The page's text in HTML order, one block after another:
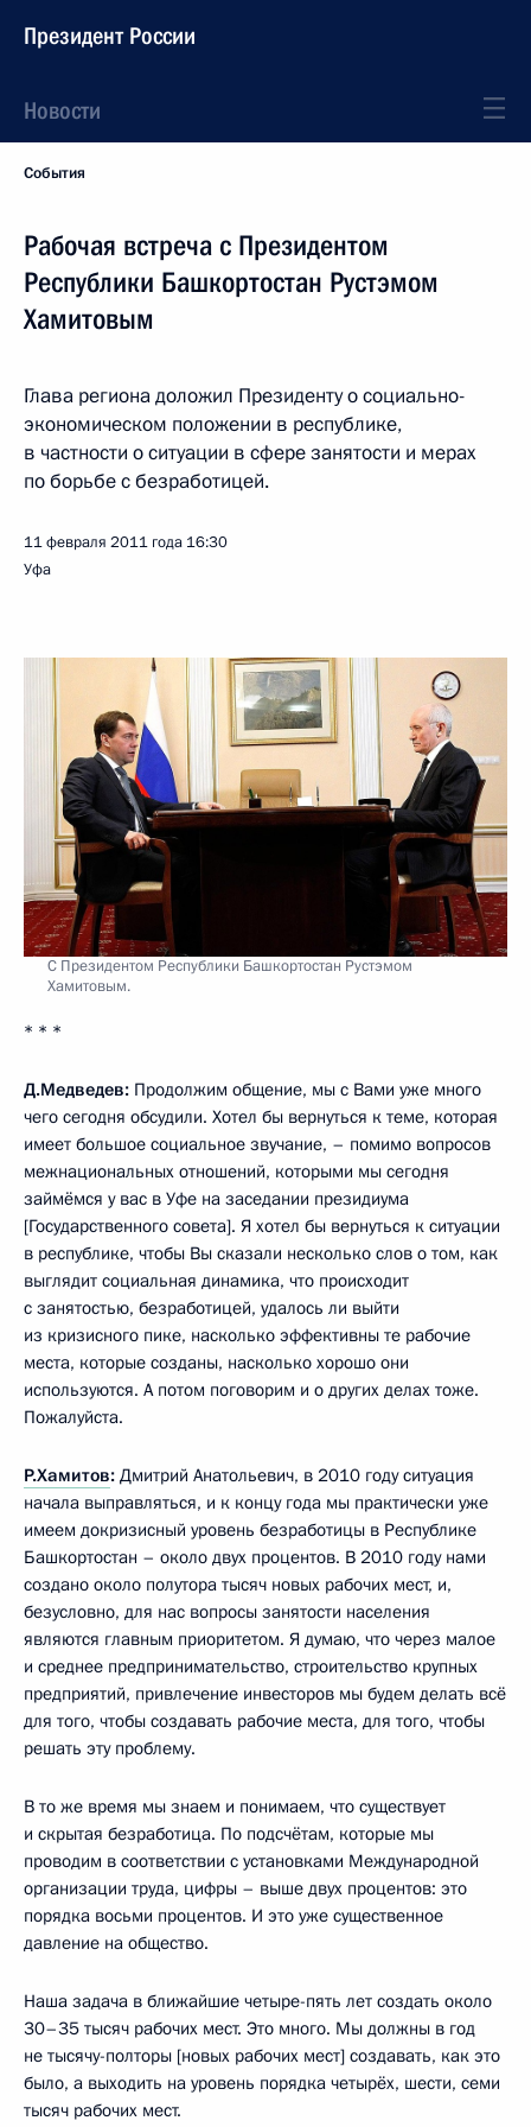
Президент России
Новости
События
Рабочая встреча с Президентом
Республики Башкортостан Рустэмом
Хамитовым
Глава региона доложил Президенту о социально-
экономическом положении в республике,
в частности о ситуации в сфере занятости и мерах
по борьбе с безработицей.
11 февраля 2011 года 16:30
Уфа
С Президентом Республики Башкортостан Рустэмом
Хамитовым.
* * *
Д.Медведев: Продолжим общение, мы с Вами уже много
чего сегодня обсудили. Хотел бы вернуться к теме, которая
имеет большое социальное звучание, – помимо вопросов
межнациональных отношений, которыми мы сегодня
займёмся у вас в Уфе на заседании президиума
[Государственного совета]. Я хотел бы вернуться к ситуации
в республике, чтобы Вы сказали несколько слов о том, как
выглядит социальная динамика, что происходит
с занятостью, безработицей, удалось ли выйти
из кризисного пике, насколько эффективны те рабочие
места, которые созданы, насколько хорошо они
используются. А потом поговорим и о других делах тоже.
Пожалуйста.
Р.Хамитов: Дмитрий Анатольевич, в 2010 году ситуация
начала выправляться, и к концу года мы практически уже
имеем докризисный уровень безработицы в Республике
Башкортостан – около двух процентов. В 2010 году нами
создано около полутора тысяч новых рабочих мест, и,
безусловно, для нас вопросы занятости населения
являются главным приоритетом. Я думаю, что через малое
и среднее предпринимательство, строительство крупных
предприятий, привлечение инвесторов мы будем делать всё
для того, чтобы создавать рабочие места, для того, чтобы
решать эту проблему.
В то же время мы знаем и понимаем, что существует
и скрытая безработица. По подсчётам, которые мы
проводим в соответствии с установками Международной
организации труда, цифры – выше двух процентов: это
порядка восьми процентов. И это уже существенное
давление на общество.
Наша задача в ближайшие четыре-пять лет создать около
30–35 тысяч рабочих мест. Это много. Мы должны в год
не тысячу-полторы [новых рабочих мест] создавать, как это
было, а выходить на уровень порядка четырёх, шести, семи
тысяч рабочих мест.